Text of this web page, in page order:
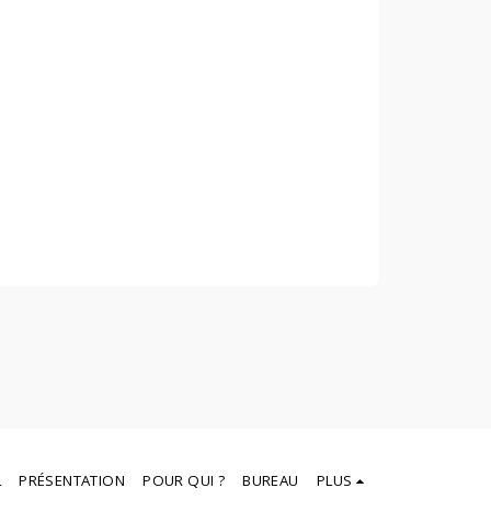
PRÉSENTATION POUR QUI ? BUREAU PLUS